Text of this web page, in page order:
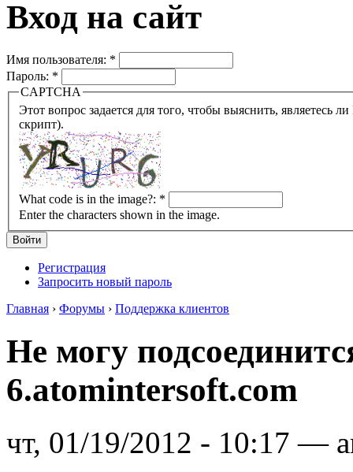
Вход на сайт
Имя пользователя: *
Пароль: *
CAPTCHA
Этот вопрос задается для того, чтобы выяснить, являетесь ли Вы человеком или представляете из себя робота
скрипт).
What code is in the image?: *
Enter the characters shown in the image.
Регистрация
Запросить новый пароль
Главная › Форумы › Поддержка клиентов
Не могу
6.atomintersoft.com
чт, 01/19/2012 - 10:17 —